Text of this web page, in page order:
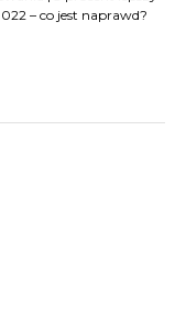
022 – co jest naprawd?